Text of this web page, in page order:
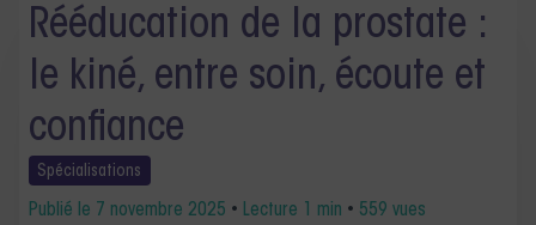
Rééducation de la prostate :
le kiné, entre soin, écoute et
confiance
Spécialisations
Publié le 7 novembre 2025 • Lecture 1 min • 559 vues